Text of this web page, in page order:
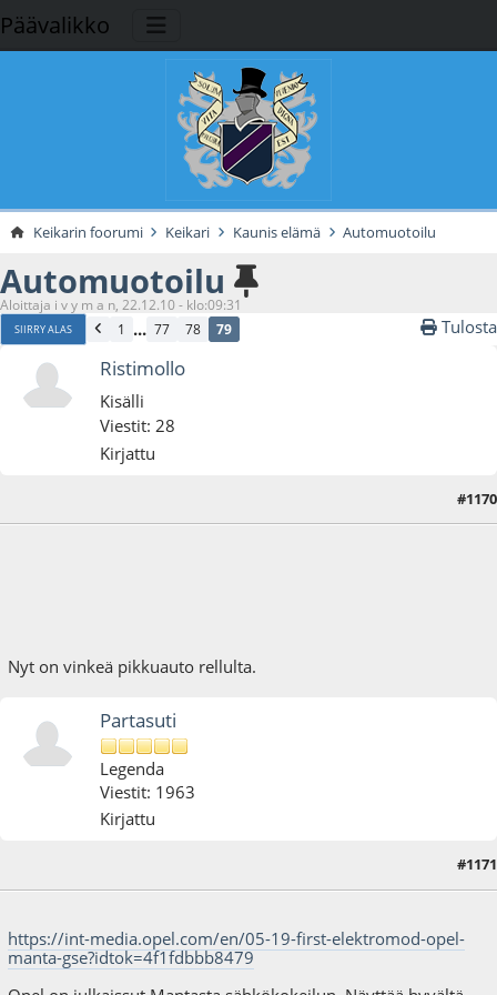
Päävalikko
Keikarin foorumi Keikari Kaunis elämä Automuotoilu
Automuotoilu
Aloittaja i v y m a n, 22.12.10 - klo:09:31
SIIRRY ALAS 1 ... 77 78 79 Tulosta
Ristimollo
Kisälli
Viestit: 28
Kirjattu
#1170
Nyt on vinkeä pikkuauto rellulta.
Partasuti
Legenda
Viestit: 1963
Kirjattu
#1171
https://int-media.opel.com/en/05-19-first-elektromod-opel-
manta-gse?idtok=4f1fdbbb8479